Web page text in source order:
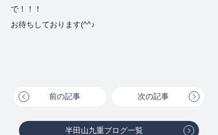
で！！！
お待ちしております(^^♪
前の記事 次の記事
半田山九重ブログ一覧